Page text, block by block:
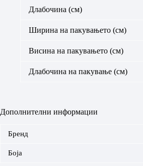
Длабочина (см)
Ширина на пакувањето (см)
Висина на пакувањето (см)
Длабочина на пакување (см)
Дополнителни информации
Бренд
Боја